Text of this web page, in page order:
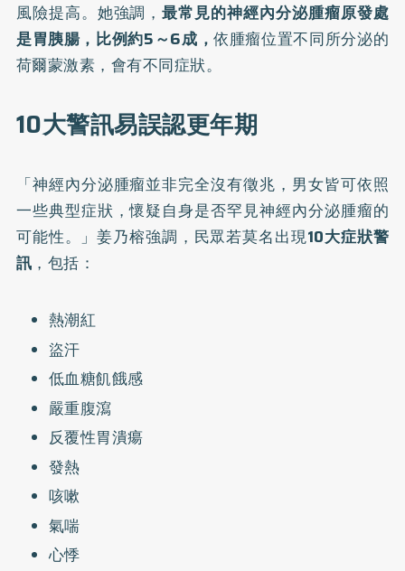
風險提高。她強調，最常見的神經內分泌腫瘤原發處
是胃胰腸，比例約5～6成，依腫瘤位置不同所分泌的
荷爾蒙激素，會有不同症狀。
10大警訊易誤認更年期
「神經內分泌腫瘤並非完全沒有徵兆，男女皆可依照
一些典型症狀，懷疑自身是否罕見神經內分泌腫瘤的
可能性。」姜乃榕強調，民眾若莫名出現10大症狀警
訊 ，包括：
熱潮紅
盜汗
低血糖飢餓感
嚴重腹瀉
反覆性胃潰瘍
發熱
咳嗽
氣喘
心悸